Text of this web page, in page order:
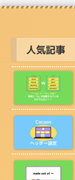
人気記事